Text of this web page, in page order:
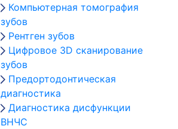
Компьютерная томография
зубов
Рентген зубов
Цифровое 3D сканирование
зубов
Предортодонтическая
диагностика
Диагностика дисфункции
ВНЧС